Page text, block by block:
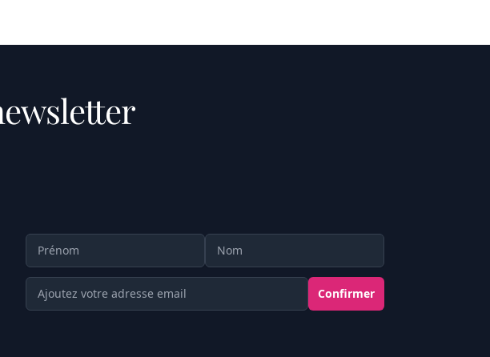
Prénom Nom
Votre Adresse email Confirmer